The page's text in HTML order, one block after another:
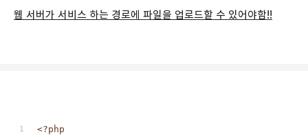
웹 서버가 서비스 하는 경로에 파일을 업로드할 수 있어야함!!
<?php